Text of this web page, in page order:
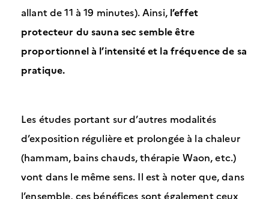
allant de 11 à 19 minutes). Ainsi, l’effet
protecteur du sauna sec semble être
proportionnel à l’intensité et la fréquence de sa
pratique.
Les études portant sur d’autres modalités
d’exposition régulière et prolongée à la chaleur
(hammam, bains chauds, thérapie Waon, etc.)
vont dans le même sens. Il est à noter que, dans
l’ensemble, ces bénéfices sont également ceux